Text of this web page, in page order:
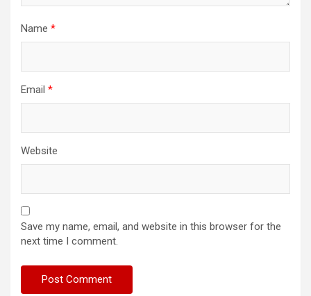
Name *
Email *
Website
Save my name, email, and website in this browser for the
next time I comment.